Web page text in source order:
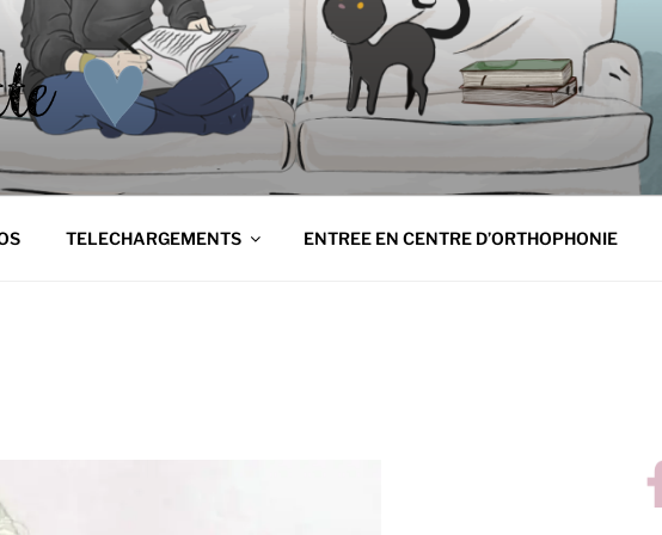
TELECHARGEMENTS ENTREE EN CENTRE D’ORTHOPHONIE